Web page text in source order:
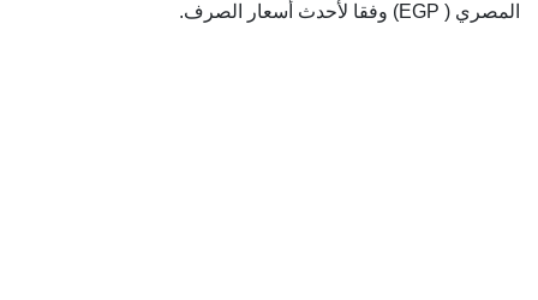
المصري ( EGP) وفقا لأحدث أسعار الصرف.